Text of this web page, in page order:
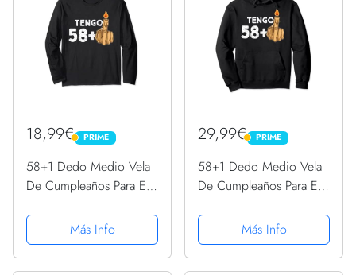
18,99€ PRIME
PRIME
58+1 Dedo Medio Vela
De Cumpleaños Para El
Larga
Más Info
29,99€ PRIME
PRIME
58+1 Dedo Medio Vela
De Cumpleaños Para El
Sudadera con Capucha
Más Info